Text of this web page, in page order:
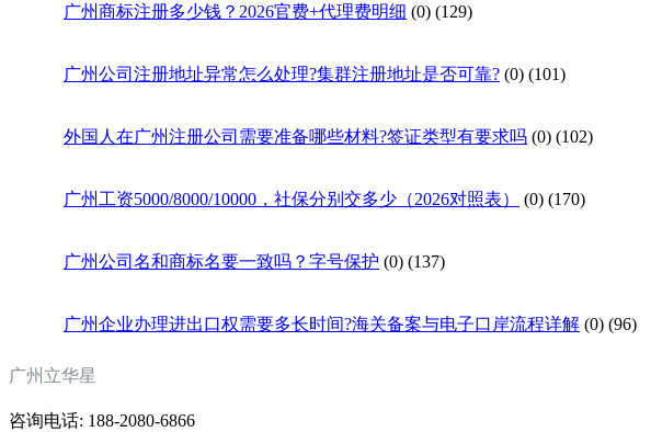
广州商标注册多少钱？2026官费+代理费明细 (0) (129)
广州公司注册地址异常怎么处理?集群注册地址是否可靠? (0) (101)
外国人在广州注册公司需要准备哪些材料?签证类型有要求吗 (0) (102)
广州工资5000/8000/10000，社保分别交多少（2026对照表） (0) (170)
广州公司名和商标名要一致吗？字号保护 (0) (137)
广州企业办理进出口权需要多长时间?海关备案与电子口岸流程详解 (0) (96)
广州立华星
咨询电话: 188-2080-6866